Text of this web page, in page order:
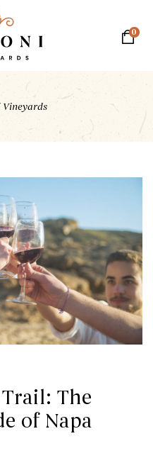
0
Vineyards
The
of Napa